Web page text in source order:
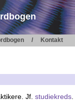
Kontakt
Jf. studiekreds